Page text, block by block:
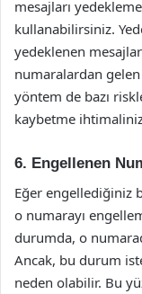
mesajları
kullanabilirsiniz.
yedeklenen
numaralardan
yöntem de bazı
kaybetme
6. Engellenen
Eğer engellediğiniz
o numarayı
durumda, o
Ancak, bu durum
neden olabilir. Bu